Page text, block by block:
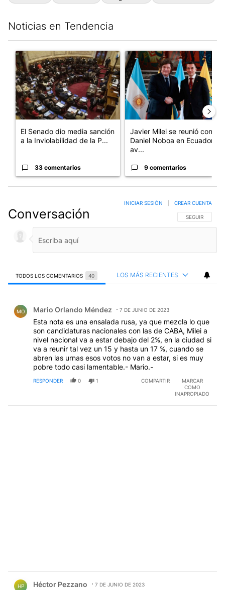
Noticias en Tendencia
Un artículo de tendencia con el título "El Senado dio media
El Senado dio media sanción
a la Inviolabilidad de la P...
33 comentarios
Un artículo de tendencia con
Javier Milei se reunió con
Daniel Noboa en Ecuador y
av...
9 comentarios
Conversación SIGA ESTA
SEGUIR
INICIAR SESIÓN CREAR CUENTA
TODOS LOS COMENTARIOS 40 LOS MÁS RECIENTES
MO Mario Orlando Méndez 7 DE JUNIO DE 2023
Esta nota es una ensalada rusa, ya que mezcla lo que
son candidaturas nacionales con las de CABA, Milei a
nivel nacional va a estar debajo del 2%, en la ciudad si
va a reunir tal vez un 15 y hasta un 17 %, cuando se
abren las urnas esos votos no van a estar, si es muy
pobre todo casi lamentable.- Mario.-
RESPONDER 0 1 COMPARTIR
MARCAR
COMO
INAPROPIADO
HP Héctor Pezzano 7 DE JUNIO DE 2023